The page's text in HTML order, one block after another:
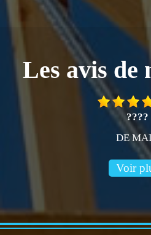
Les avis de
????
DE
Voir